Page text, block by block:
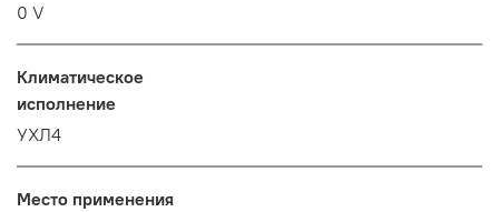
0 V
Климатическое
исполнение
УХЛ4
Место применения